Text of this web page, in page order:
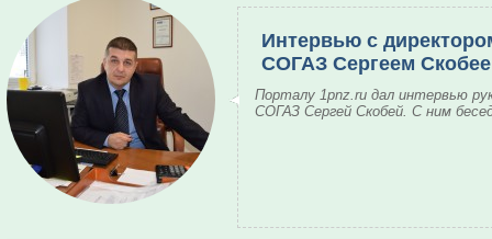
Интервью с
СОГАЗ Сергеем
Порталу 1pnz.ru дал интервью
СОГАЗ Сергей Скобей. С ним